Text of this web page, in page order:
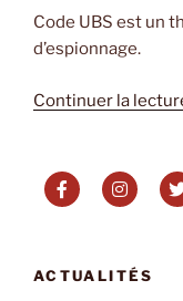
Code UBS est un
d’espionnage.
Continuer la
ACTUALITÉS